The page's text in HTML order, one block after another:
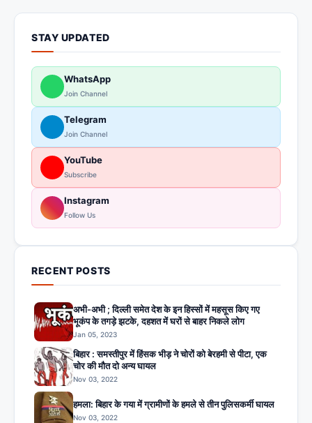
STAY UPDATED
WhatsApp
Join Channel
Telegram
Join Channel
YouTube
Subscribe
Instagram
Follow Us
RECENT POSTS
अभी-अभी ; दिल्ली समेत देश के इन हिस्सों में महसूस किए गए
भूकंप के तगड़े झटके, दहशत में घरों से बाहर निकले लोग
Jan 05, 2023
बिहार : समस्तीपुर में हिंसक भीड़ ने चोरों को बेरहमी से पीटा, एक
चोर की मौत दो अन्य घायल
Nov 03, 2022
हमला: बिहार के गया में ग्रामीणों के हमले से तीन पुलिसकर्मी घायल
Nov 03, 2022